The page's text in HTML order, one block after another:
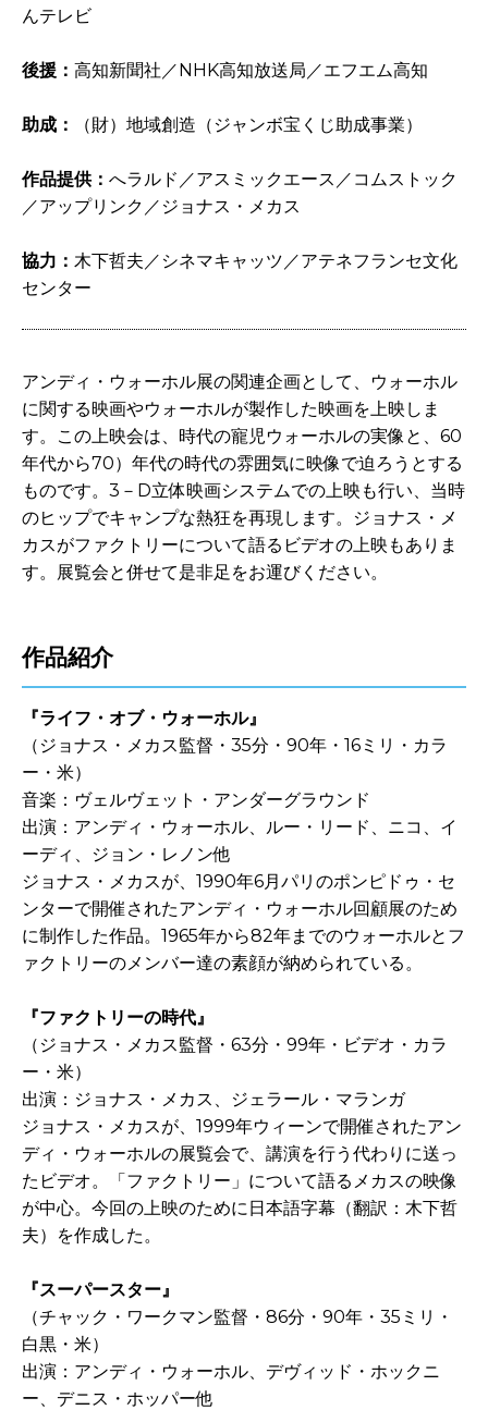
んテレビ
後援： 高知新聞社／NHK高知放送局／エフエム高知
助成： （財）地域創造（ジャンボ宝くじ助成事業）
作品提供： へラルド／アスミックエース／コムストック
／アップリンク／ジョナス・メカス
協力： 木下哲夫／シネマキャッツ／アテネフランセ文化
センター
アンディ・ウォーホル展の関連企画として、ウォーホル
に関する映画やウォーホルが製作した映画を上映しま
す。この上映会は、時代の寵児ウォーホルの実像と、60
年代から70）年代の時代の雰囲気に映像で迫ろうとする
ものです。3－D立体映画システムでの上映も行い、当時
のヒップでキャンプな熱狂を再現します。ジョナス・メ
カスがファクトリーについて語るビデオの上映もありま
す。展覧会と併せて是非足をお運びください。
作品紹介
『ライフ・オブ・ウォーホル』
（ジョナス・メカス監督・35分・90年・16ミリ・カラ
ー・米）
音楽：ヴェルヴェット・アンダーグラウンド
出演：アンディ・ウォーホル、ルー・リード、ニコ、イ
ーディ、ジョン・レノン他
ジョナス・メカスが、1990年6月パリのポンピドゥ・セ
ンターで開催されたアンディ・ウォーホル回顧展のため
に制作した作品。1965年から82年までのウォーホルとフ
ァクトリーのメンバー達の素顔が納められている。
『ファクトリーの時代』
（ジョナス・メカス監督・63分・99年・ビデオ・カラ
ー・米）
出演：ジョナス・メカス、ジェラール・マランガ
ジョナス・メカスが、1999年ウィーンで開催されたアン
ディ・ウォーホルの展覧会で、講演を行う代わりに送っ
たビデオ。「ファクトリー」について語るメカスの映像
が中心。今回の上映のために日本語字幕（翻訳：木下哲
夫）を作成した。
『スーパースター』
（チャック・ワークマン監督・86分・90年・35ミリ・
白黒・米）
出演：アンディ・ウォーホル、デヴィッド・ホックニ
ー、デニス・ホッパー他